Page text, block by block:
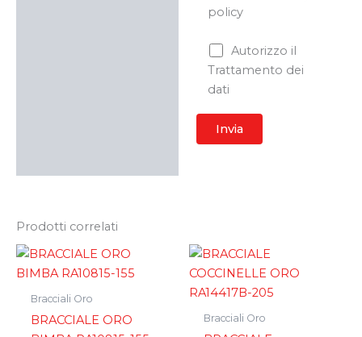
policy
Autorizzo il
Trattamento dei
dati
Prodotti correlati
Bracciali Oro
BRACCIALE ORO
Bracciali Oro